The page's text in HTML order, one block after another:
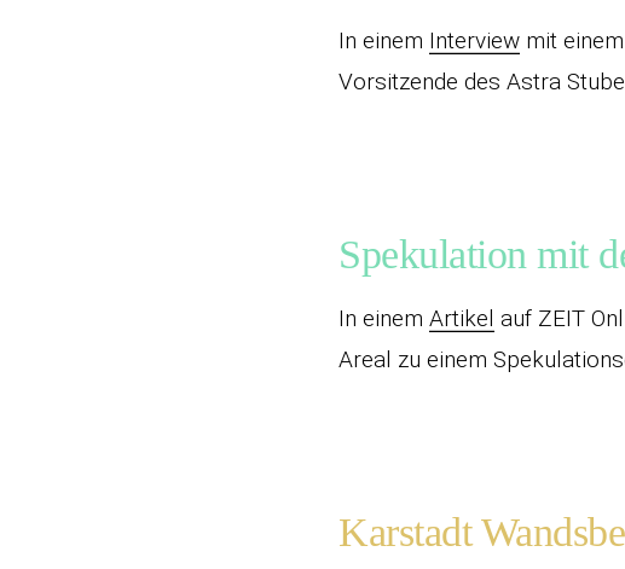
In einem Interview mit
Vorsitzende des Astra
Spekulation mit
In einem Artikel auf ZEIT
Areal zu einem
Karstadt